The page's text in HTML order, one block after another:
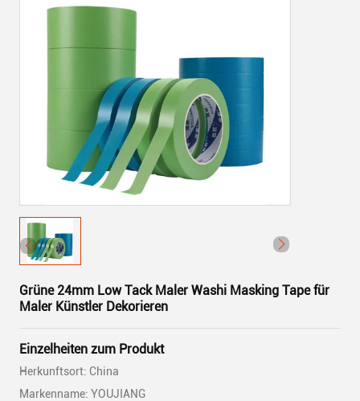
Grüne 24mm Low Tack Maler Washi Masking Tape für
Maler Künstler Dekorieren
Einzelheiten zum Produkt
Herkunftsort: China
Markenname: YOUJIANG